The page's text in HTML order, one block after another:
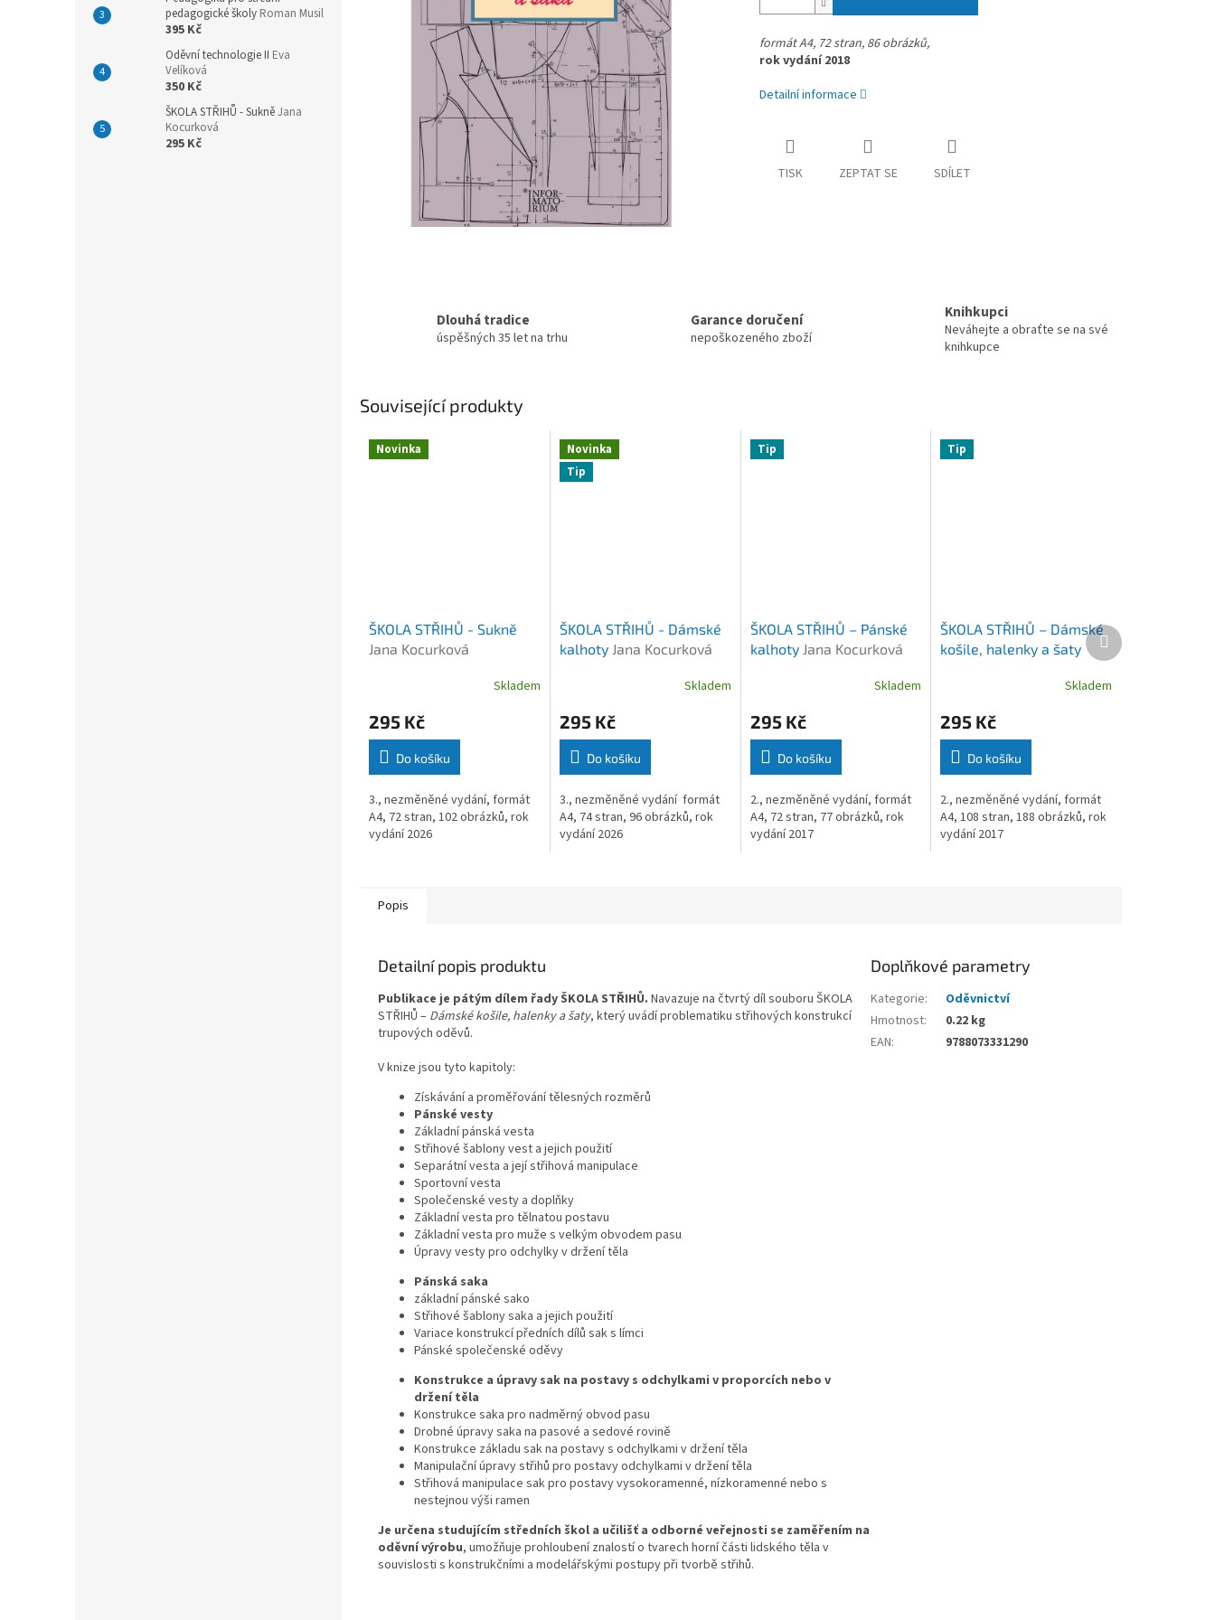
pedagogické školy Roman Musil
395 Kč
Oděvní technologie II Eva
Velíková
350 Kč
ŠKOLA STŘIHŮ - SukněJana
Kocurková
295 Kč
formát A4, 72 stran, 86 obrázků,
rok vydání 2018
Detailní informace
TISK ZEPTAT SE SDÍLET
Dlouhá tradice
úspěšných 35 let na trhu
Garance doručení
nepoškozeného zboží
Knihkupci
Neváhejte a obraťte se na své
knihkupce
Související produkty
Novinka
ŠKOLA STŘIHŮ - Sukně
Jana Kocurková
Skladem
295 Kč
Do košíku
3., nezměněné vydání, formát
A4, 72 stran, 102 obrázků, rok
vydání 2026
Novinka
Tip
ŠKOLA STŘIHŮ - Dámské
kalhoty Jana Kocurková
Skladem
295 Kč
Do košíku
3., nezměněné vydání formát
A4, 74 stran, 96 obrázků, rok
vydání 2026
Tip
ŠKOLA STŘIHŮ – Pánské
kalhoty Jana Kocurková
Skladem
295 Kč
Do košíku
2., nezměněné vydání, formát
A4, 72 stran, 77 obrázků, rok
vydání 2017
Tip
ŠKOLA STŘIHŮ – Dámské
košile, halenky a šaty
Skladem
295 Kč
Do košíku
2., nezměněné vydání, formát
A4, 108 stran, 188 obrázků, rok
vydání 2017
Další
produkt
Popis
Detailní popis produktu
Publikace je pátým dílem řady ŠKOLA STŘIHŮ. Navazuje na čtvrtý díl souboru ŠKOLA
STŘIHŮ – Dámské košile, halenky a šaty, který uvádí problematiku střihových konstrukcí
trupových oděvů.
V knize jsou tyto kapitoly:
Získávání a proměřování tělesných rozměrů
Pánské vesty
Základní pánská vesta
Střihové šablony vest a jejich použití
Separátní vesta a její střihová manipulace
Sportovní vesta
Společenské vesty a doplňky
Základní vesta pro tělnatou postavu
Základní vesta pro muže s velkým obvodem pasu
Úpravy vesty pro odchylky v držení těla
Pánská saka
základní pánské sako
Střihové šablony saka a jejich použití
Variace konstrukcí předních dílů sak s límci
Pánské společenské oděvy
Konstrukce a úpravy sak na postavy s odchylkami v proporcích nebo v
držení těla
Konstrukce saka pro nadměrný obvod pasu
Drobné úpravy saka na pasové a sedové rovině
Konstrukce základu sak na postavy s odchylkami v držení těla
Manipulační úpravy střihů pro postavy odchylkami v držení těla
Střihová manipulace sak pro postavy vysokoramenné, nízkoramenné nebo s
nestejnou výši ramen
Je určena studujícím středních škol a učilišť a odborné veřejnosti se zaměřením na
oděvní výrobu, umožňuje prohloubení znalostí o tvarech horní části lidského těla v
souvislosti s konstrukčními a modelářskými postupy při tvorbě střihů.
Doplňkové parametry
Kategorie:
Oděvnictví
Hmotnost:
0.22 kg
EAN: 9788073331290